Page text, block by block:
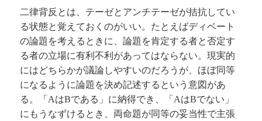
二律背反とは、テーゼとアンチテーゼが拮抗してい
る状態と覚えておくのがいい。たとえばディベート
の論題を考えるときに、論題を肯定する者と否定す
る者の立場に有利不利があってはならない。現実的
にはどちらかが議論しやすいのだろうが、ほぼ同等
になるように論題を決め記述するという意図があ
る。「AはBである」に納得でき、「AはBでない」
にもうなずけるとき、両命題が同等の妥当性で主張